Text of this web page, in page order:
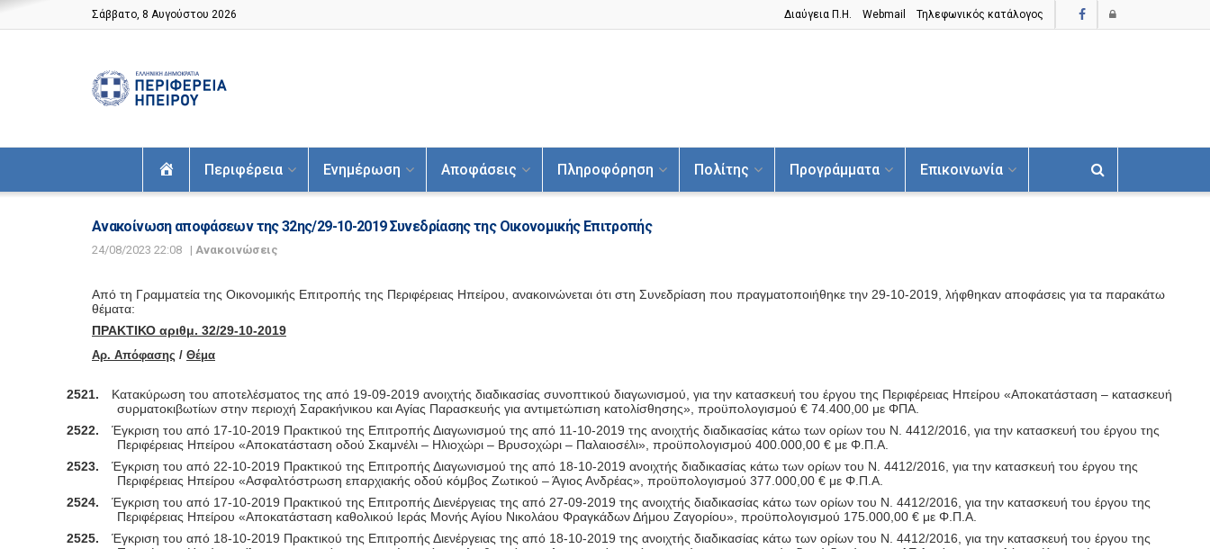
Σάββατο, 8 Αυγούστου 2026 Διαύγεια Π.H. Webmail Τηλεφωνικός κατάλογος
ΑρχικήΠεριφέρεια Ενημέρωση Αποφάσεις Πληροφόρηση Πολίτης Προγράμματα Επικοινωνία
Ανακοίνωση αποφάσεων της 32ης/29-10-2019 Συνεδρίασης της Οικονομικής Επιτροπής
24/08/2023 22:08 | Ανακοινώσεις
Από τη Γραμματεία της Οικονομικής Επιτροπής της Περιφέρειας Ηπείρου, ανακοινώνεται ότι στη Συνεδρίαση που πραγματοποιήθηκε την 29-10-2019, λήφθηκαν αποφάσεις για τα παρακάτω
θέματα:
ΠΡΑΚΤΙΚΟ αριθμ. 32/29-10-2019
Αρ. Απόφασης / Θέμα
2521. Κατακύρωση του αποτελέσματος της από 19-09-2019 ανοιχτής διαδικασίας συνοπτικού διαγωνισμού, για την κατασκευή του έργου της Περιφέρειας Ηπείρου «Αποκατάσταση – κατασκευή
συρματοκιβωτίων στην περιοχή Σαρακήνικου και Αγίας Παρασκευής για αντιμετώπιση κατολίσθησης», προϋπολογισμού € 74.400,00 με ΦΠΑ.
2522.
Έγκριση του από 17-10-2019 Πρακτικού της Επιτροπής Διαγωνισμού της από 11-10-2019 της ανοιχτής διαδικασίας κάτω των ορίων του Ν. 4412/2016, για την κατασκευή του έργου της
Περιφέρειας Ηπείρου «Αποκατάσταση οδού Σκαμνέλι – Ηλιοχώρι – Βρυσοχώρι – Παλαιοσέλι», προϋπολογισμού 400.000,00 € με Φ.Π.Α.
2523.
Έγκριση του από 22-10-2019 Πρακτικού της Επιτροπής Διαγωνισμού της από 18-10-2019 ανοιχτής διαδικασίας κάτω των ορίων του Ν. 4412/2016, για την κατασκευή του έργου της
Περιφέρειας Ηπείρου«Ασφαλτόστρωση επαρχιακής οδού κόμβος Ζωτικού – Άγιος Ανδρέας», προϋπολογισμού 377.000,00 € με Φ.Π.Α.
2524.
Έγκριση του από 17-10-2019 Πρακτικού της Επιτροπής Διενέργειας της από 27-09-2019 της ανοιχτής διαδικασίας κάτω των ορίων του Ν. 4412/2016, για την κατασκευή του έργου της
Περιφέρειας Ηπείρου «Αποκατάσταση καθολικού Ιεράς Μονής Αγίου Νικολάου Φραγκάδων Δήμου Ζαγορίου», προϋπολογισμού 175.000,00 € με Φ.Π.Α.
2525.
Έγκριση του από 18-10-2019 Πρακτικού της Επιτροπής Διενέργειας της από 18-10-2019 της ανοιχτής διαδικασίας κάτω των ορίων του Ν. 4412/2016, για την κατασκευή του έργου της